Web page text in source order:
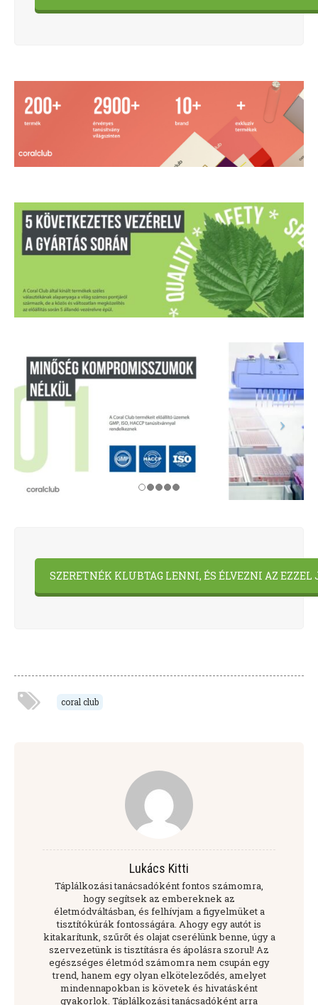
SZERETNÉK KLUBTAG LENNI, ÉS ÉLVEZNI AZ
coral club
Lukács Kitti
Táplálkozási tanácsadóként fontos számomra,
hogy segítsek az embereknek az
életmódváltásban, és felhívjam a figyelmüket a
tisztítókúrák fontosságára. Ahogy egy autót is
kitakarítunk, szűrőt és olajat cserélünk benne, úgy a
szervezetünk is tisztításra és ápolásra szorul! Az
egészséges életmód számomra nem csupán egy
trend, hanem egy olyan elköteleződés, amelyet
mindennapokban is követek és hivatásként
gyakorlok. Táplálkozási tanácsadóként arra